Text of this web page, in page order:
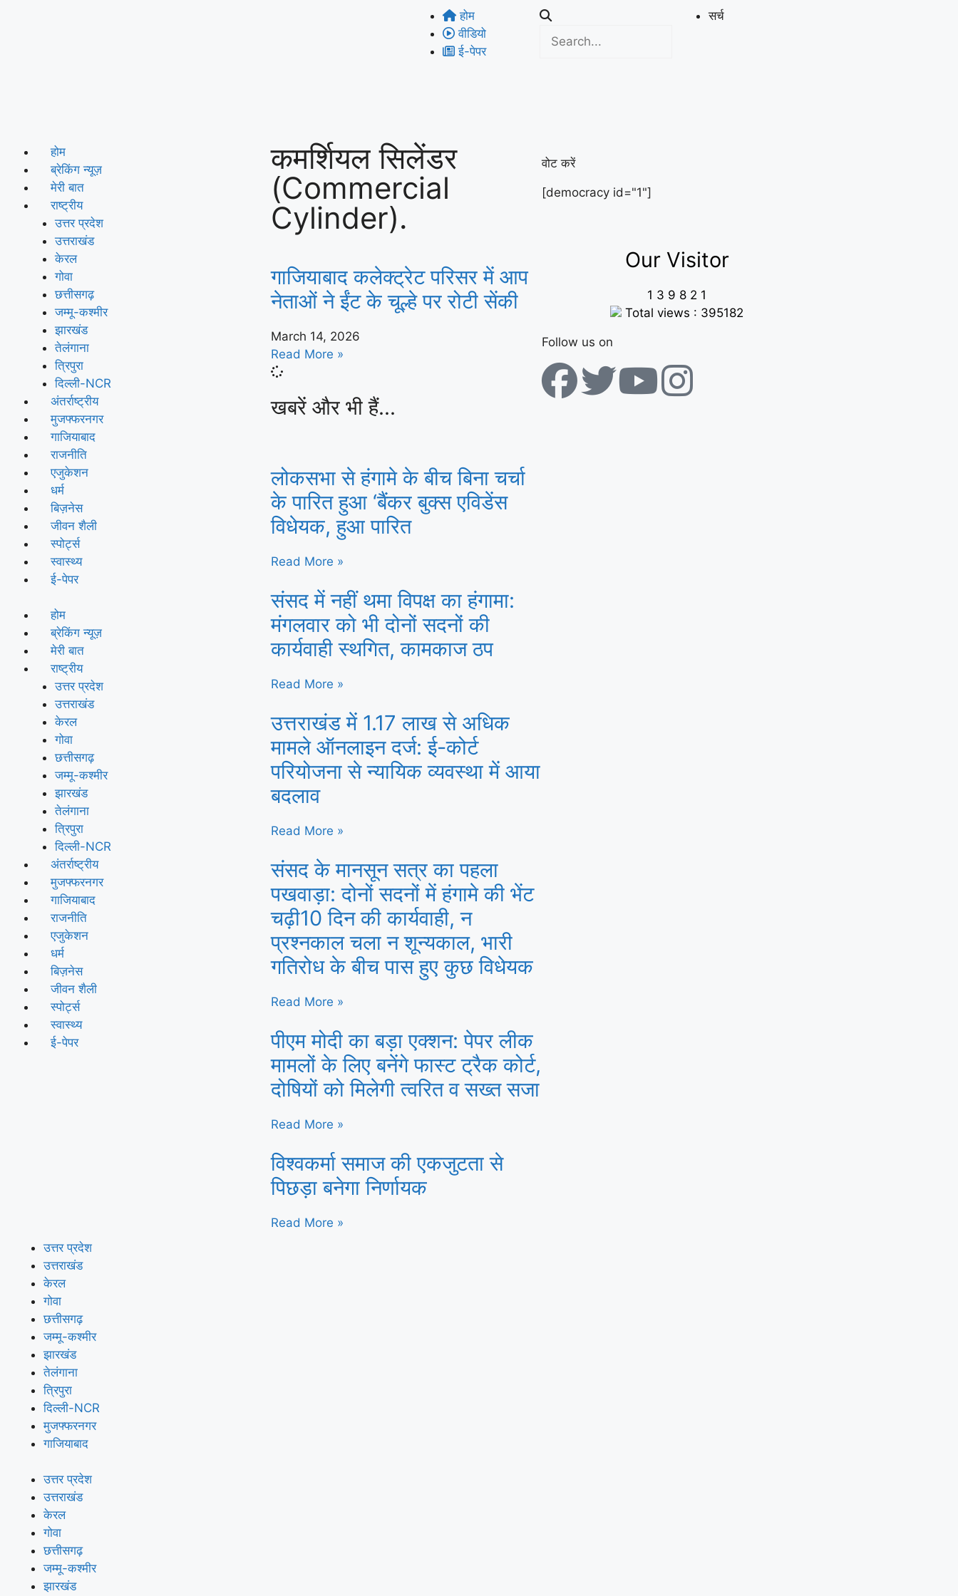
होम
वीडियो
ई-पेपर
सर्च
होम
ब्रेकिंग न्यूज़
मेरी बात
राष्ट्रीय
उत्तर प्रदेश
उत्तराखंड
केरल
गोवा
छत्तीसगढ़
जम्मू-कश्मीर
झारखंड
तेलंगाना
त्रिपुरा
दिल्ली-NCR
अंतर्राष्ट्रीय
मुजफ्फरनगर
गाजियाबाद
राजनीति
एजुकेशन
धर्म
बिज़नेस
जीवन शैली
स्पोर्ट्स
स्वास्थ्य
ई-पेपर
होम
ब्रेकिंग न्यूज़
मेरी बात
राष्ट्रीय
उत्तर प्रदेश
उत्तराखंड
केरल
गोवा
छत्तीसगढ़
जम्मू-कश्मीर
झारखंड
तेलंगाना
त्रिपुरा
दिल्ली-NCR
अंतर्राष्ट्रीय
मुजफ्फरनगर
गाजियाबाद
राजनीति
एजुकेशन
धर्म
बिज़नेस
जीवन शैली
स्पोर्ट्स
स्वास्थ्य
ई-पेपर
कमर्शियल सिलेंडर
(Commercial
Cylinder).
गाजियाबाद कलेक्ट्रेट परिसर में आप
नेताओं ने ईंट के चूल्हे पर रोटी सेंकी
March 14, 2026
Read More »
खबरें और भी हैं...
लोकसभा से हंगामे के बीच बिना चर्चा
के पारित हुआ ‘बैंकर बुक्स एविडेंस
विधेयक, हुआ पारित
Read More »
संसद में नहीं थमा विपक्ष का हंगामा:
मंगलवार को भी दोनों सदनों की
कार्यवाही स्थगित, कामकाज ठप
Read More »
उत्तराखंड में 1.17 लाख से अधिक
मामले ऑनलाइन दर्ज: ई-कोर्ट
परियोजना से न्यायिक व्यवस्था में आया
बदलाव
Read More »
संसद के मानसून सत्र का पहला
पखवाड़ा: दोनों सदनों में हंगामे की भेंट
चढ़ी10 दिन की कार्यवाही, न
प्रश्नकाल चला न शून्यकाल, भारी
गतिरोध के बीच पास हुए कुछ विधेयक
Read More »
पीएम मोदी का बड़ा एक्शन: पेपर लीक
मामलों के लिए बनेंगे फास्ट ट्रैक कोर्ट,
दोषियों को मिलेगी त्वरित व सख्त सजा
Read More »
विश्वकर्मा समाज की एकजुटता से
पिछड़ा बनेगा निर्णायक
Read More »
वोट करें
[democracy id="1"]
Our Visitor
1 3 9 8 2 1
Total views : 395182
Follow us on
उत्तर प्रदेश
उत्तराखंड
केरल
गोवा
छत्तीसगढ़
जम्मू-कश्मीर
झारखंड
तेलंगाना
त्रिपुरा
दिल्ली-NCR
मुजफ्फरनगर
गाजियाबाद
उत्तर प्रदेश
उत्तराखंड
केरल
गोवा
छत्तीसगढ़
जम्मू-कश्मीर
झारखंड